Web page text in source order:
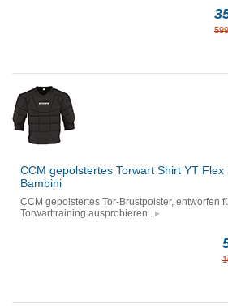
CCM gepolstertes Torwart Shirt YT
Bambini
CCM gepolstertes Tor-Brustpolster, entworfen
Torwarttraining ausprobieren .